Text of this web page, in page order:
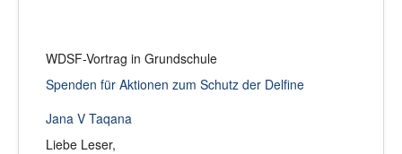
WDSF-Vortrag in Grundschule
Spenden für Aktionen zum Schutz der Delfine
Jana V Taqana
Liebe Leser,